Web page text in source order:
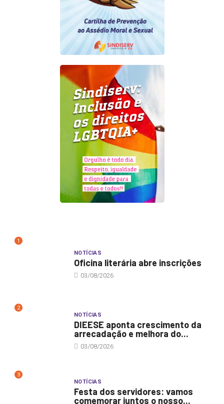
1
NOTÍCIAS
Oficina literária abre inscrições
03/08/2026
2
NOTÍCIAS
DIEESE aponta crescimento da
arrecadação e melhora do...
03/08/2026
3
NOTÍCIAS
Festa dos servidores: vamos
comemorar juntos o nosso...